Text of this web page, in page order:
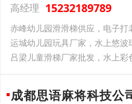
高经理 15232189789
赤峰幼儿园滑滑梯供应，电子打
运城幼儿园玩具厂家，水上悠波
吕梁儿童滑梯厂家批发，水上彩
成都思语麻将科技公